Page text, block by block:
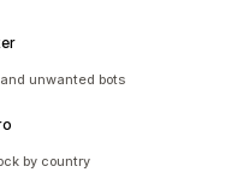
unwanted bots
by country